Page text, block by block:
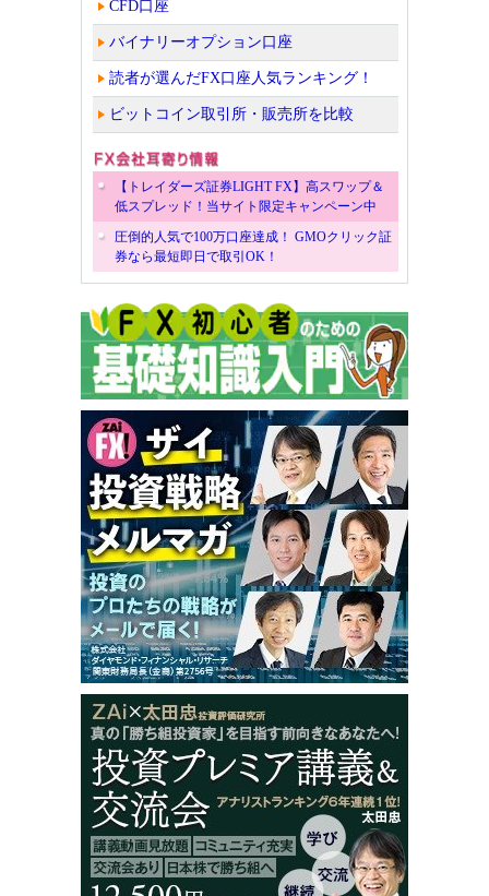
CFD口座
バイナリーオプション口座
読者が選んだFX口座人気ランキング！
ビットコイン取引所・販売所を比較
【トレイダーズ証券LIGHT FX】高スワップ＆
低スプレッド！当サイト限定キャンペーン中
圧倒的人気で100万口座達成！ GMOクリック証
券なら最短即日で取引OK！